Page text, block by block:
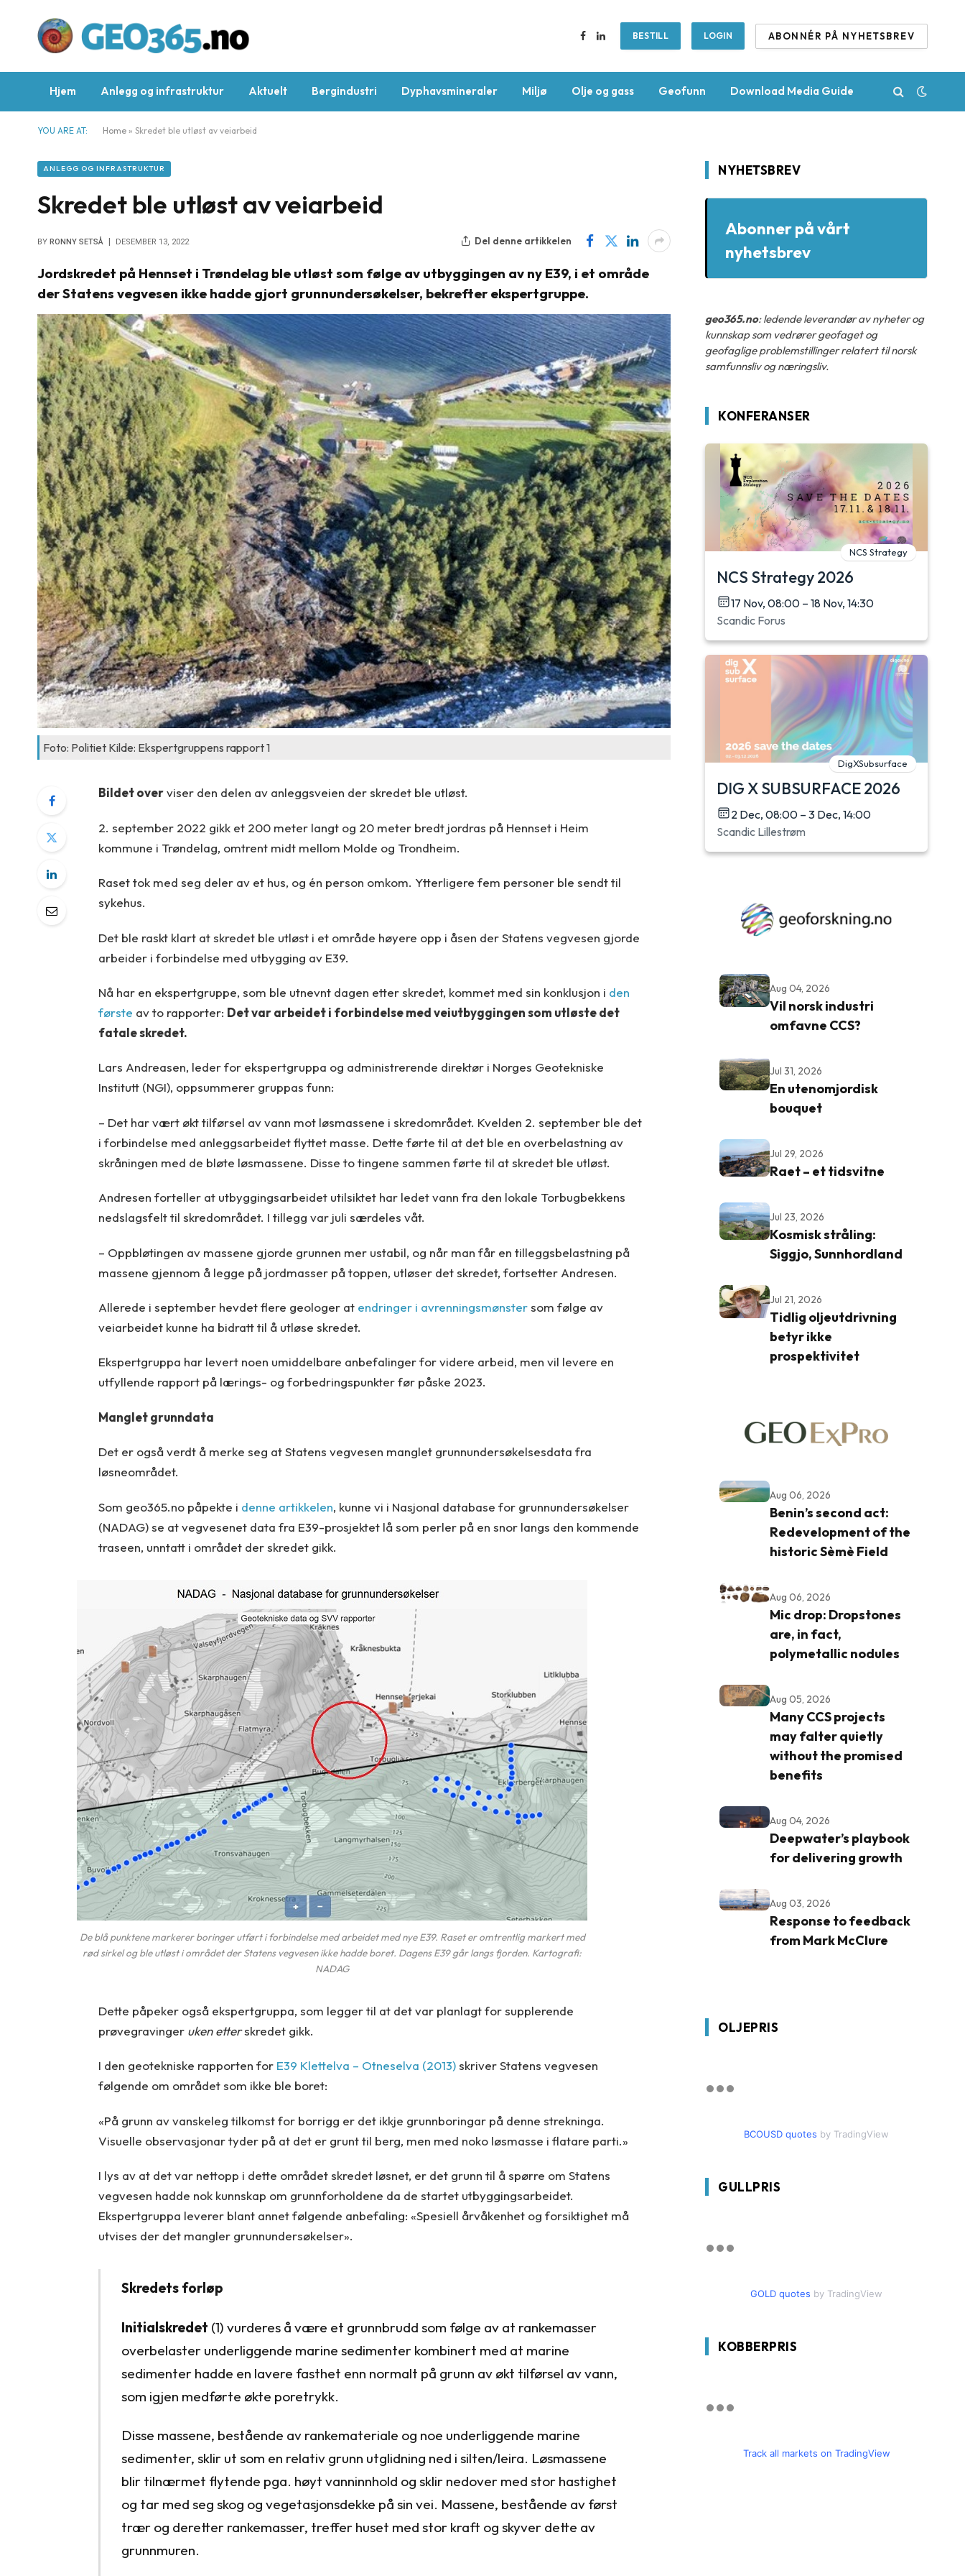
Facebook
LinkedInBESTILL LOGIN ABONNÉR PÅ NYHETSBREV
Hjem Anlegg og infrastruktur Aktuelt Bergindustri Dyphavsmineraler Miljø Olje og gass Geofunn Download Media Guide
YOU ARE AT: Home » Skredet ble utløst av veiarbeid
ANLEGG OG INFRASTRUKTUR
Skredet ble utløst av veiarbeid
BY RONNY SETSÅ DESEMBER 13, 2022 Del denne artikkelen
Jordskredet på Hennset i Trøndelag ble utløst som følge av utbyggingen av ny E39, i et område
der Statens vegvesen ikke hadde gjort grunnundersøkelser, bekrefter ekspertgruppe.
Foto: Politiet Kilde: Ekspertgruppens rapport 1
Bildet overviser den delen av anleggsveien der skredet ble utløst.
2. september 2022 gikk et 200 meter langt og 20 meter bredt jordras på Hennset i Heim
kommune i Trøndelag, omtrent midt mellom Molde og Trondheim.
Raset tok med seg deler av et hus, og én person omkom. Ytterligere fem personer ble sendt til
sykehus.
Det ble raskt klart at skredet ble utløst i et område høyere opp i åsen der Statens vegvesen gjorde
arbeider i forbindelse med utbygging av E39.
Nå har en ekspertgruppe, som ble utnevnt dagen etter skredet, kommet med sin konklusjon i den
første av to rapporter: Det var arbeidet i forbindelse med veiutbyggingen som utløste det
fatale skredet.
Lars Andreasen, leder for ekspertgruppa og administrerende direktør i Norges Geotekniske
Institutt (NGI), oppsummerer gruppas funn:
– Det har vært økt tilførsel av vann mot løsmassene i skredområdet. Kvelden 2. september ble det
i forbindelse med anleggsarbeidet flyttet masse. Dette førte til at det ble en overbelastning av
skråningen med de bløte løsmassene. Disse to tingene sammen førte til at skredet ble utløst.
Andresen forteller at utbyggingsarbeidet utilsiktet har ledet vann fra den lokale Torbugbekkens
nedslagsfelt til skredområdet. I tillegg var juli særdeles våt.
– Oppbløtingen av massene gjorde grunnen mer ustabil, og når man får en tilleggsbelastning på
massene gjennom å legge på jordmasser på toppen, utløser det skredet, fortsetter Andresen.
Allerede i september hevdet flere geologer at endringer i avrenningsmønstersom følge av
veiarbeidet kunne ha bidratt til å utløse skredet.
Ekspertgruppa har levert noen umiddelbare anbefalinger for videre arbeid, men vil levere en
utfyllende rapport på lærings- og forbedringspunkter før påske 2023.
Manglet grunndata
Det er også verdt å merke seg at Statens vegvesen manglet grunnundersøkelsesdata fra
løsneområdet.
Som geo365.no påpekte i denne artikkelen, kunne vi i Nasjonal database for grunnundersøkelser
(NADAG) se at vegvesenet data fra E39-prosjektet lå som perler på en snor langs den kommende
traseen, unntatt i området der skredet gikk.
De blå punktene markerer boringer utført i forbindelse med arbeidet med nye E39. Raset er omtrentlig markert med
rød sirkel og ble utløst i området der Statens vegvesen ikke hadde boret. Dagens E39 går langs fjorden. Kartografi:
NADAG
Dette påpeker også ekspertgruppa, som legger til at det var planlagt for supplerende
prøvegravinger uken etterskredet gikk.
I den geotekniske rapporten for E39 Klettelva – Otneselva (2013)skriver Statens vegvesen
følgende om området som ikke ble boret:
«På grunn av vanskeleg tilkomst for borrigg er det ikkje grunnboringar på denne strekninga.
Visuelle observasjonar tyder på at det er grunt til berg, men med noko løsmasse i flatare parti.»
I lys av at det var nettopp i dette området skredet løsnet, er det grunn til å spørre om Statens
vegvesen hadde nok kunnskap om grunnforholdene da de startet utbyggingsarbeidet.
Ekspertgruppa leverer blant annet følgende anbefaling: «Spesiell årvåkenhet og forsiktighet må
utvises der det mangler grunnundersøkelser».
Skredets forløp
Initialskredet (1) vurderes å være et grunnbrudd som følge av at rankemasser
overbelaster underliggende marine sedimenter kombinert med at marine
sedimenter hadde en lavere fasthet enn normalt på grunn av økt tilførsel av vann,
som igjen medførte økte poretrykk.
Disse massene, bestående av rankemateriale og noe underliggende marine
sedimenter, sklir ut som en relativ grunn utglidning ned i silten/leira. Løsmassene
blir tilnærmet flytende pga. høyt vanninnhold og sklir nedover med stor hastighet
og tar med seg skog og vegetasjonsdekke på sin vei. Massene, bestående av først
trær og deretter rankemasser, treffer huset med stor kraft og skyver dette av
grunnmuren.
NYHETSBREV
Abonner på vårt
nyhetsbrev
geo365.no: ledende leverandør av nyheter og
kunnskap som vedrører geofaget og
geofaglige problemstillinger relatert til norsk
samfunnsliv og næringsliv.
KONFERANSER
NCS Strategy
NCS Strategy 2026
17 Nov, 08:00 – 18 Nov, 14:30
Scandic Forus
DigXSubsurface
DIG X SUBSURFACE 2026
2 Dec, 08:00 – 3 Dec, 14:00
Scandic Lillestrøm
Aug 04, 2026
Vil norsk industri
omfavne CCS?
Jul 31, 2026
En utenomjordisk
bouquet
Jul 29, 2026
Raet – et tidsvitne
Jul 23, 2026
Kosmisk stråling:
Siggjo, Sunnhordland
Jul 21, 2026
Tidlig oljeutdrivning
betyr ikke
prospektivitet
Aug 06, 2026
Benin’s second act:
Redevelopment of the
historic Sèmè Field
Aug 06, 2026
Mic drop: Dropstones
are, in fact,
polymetallic nodules
Aug 05, 2026
Many CCS projects
may falter quietly
without the promised
benefits
Aug 04, 2026
Deepwater’s playbook
for delivering growth
Aug 03, 2026
Response to feedback
from Mark McClure
OLJEPRIS
BCOUSD quotes by TradingView
GULLPRIS
GOLD quotes by TradingView
KOBBERPRIS
Track all markets on TradingView